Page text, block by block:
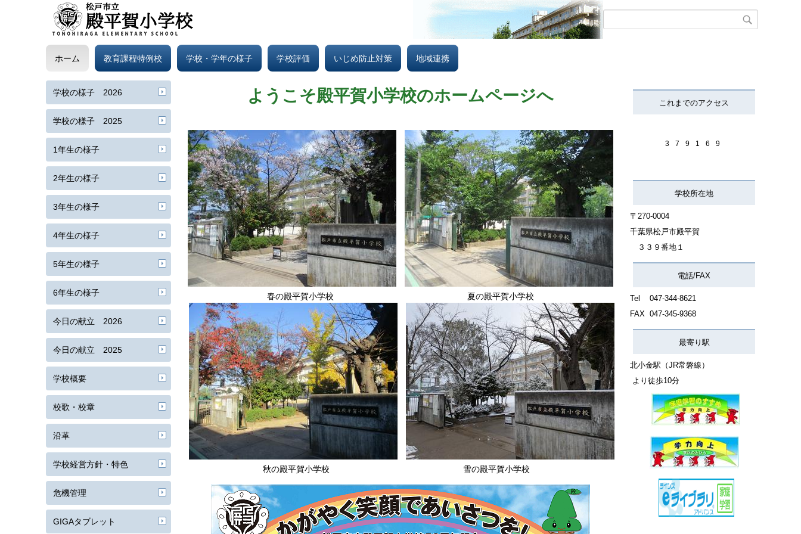
ホーム 教育課程特例校 学校・学年の様子 学校評価 いじめ防止対策 地域連携
学校の様子 2026
学校の様子 2025
1年生の様子
2年生の様子
3年生の様子
4年生の様子
5年生の様子
6年生の様子
今日の献立 2026
今日の献立 2025
学校概要
校歌・校章
沿革
学校経営方針・特色
危機管理
GIGAタブレット
ようこそ殿平賀小学校のホームページへ
春の殿平賀小学校 夏の殿平賀小学校
秋の殿平賀小学校 雪の殿平賀小学校
これまでのアクセス
3 7 9 1 6 9
学校所在地
〒270-0004
千葉県松戸市殿平賀
３３９番地１
電話/FAX
Tel 047-344-8621
FAX 047-345-9368
最寄り駅
北小金駅（JR常磐線）
より徒歩10分